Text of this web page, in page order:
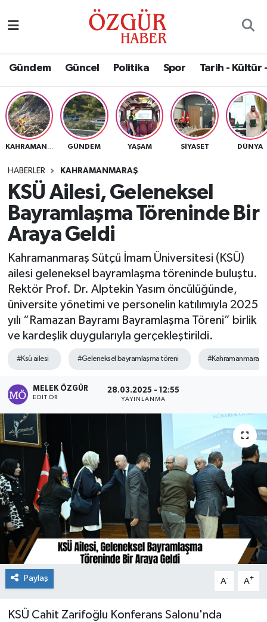
Gündem Güncel Politika Spor Tarih - Kültür
GÜNDEM YAŞAM SIYASET DÜNYA
HABERLER KAHRAMANMARAŞ
KSÜ Ailesi, Geleneksel
Bayramlaşma Töreninde Bir
Araya Geldi
Kahramanmaraş Sütçü İmam Üniversitesi (KSÜ)
ailesi geleneksel bayramlaşma töreninde buluştu.
Rektör Prof. Dr. Alptekin Yasım öncülüğünde,
üniversite yönetimi ve personelin katılımıyla 2025
yılı “Ramazan Bayramı Bayramlaşma Töreni” birlik
ve kardeşlik duygularıyla gerçekleştirildi.
#Ksü ailesi #Geleneksel bayramlaşma töreni #Kahramanmaraş
MELEK ÖZGÜR
EDITÖR
28.03.2025 - 12:55
YAYINLANMA
Paylaş A- A+
KSÜ Cahit Zarifoğlu Konferans Salonu'nda
Eğitim
Ekonomi
Güncel
Gündem
Magazin
Politika
Sağlık
Spor
Nöbetçi Eczaneler
Namaz Vakitleri
Trafik Durumu
Süper Lig Puan Durumu ve Fikstür
Tüm Manşetler
Son Dakika Haberleri
Haber Arşivi